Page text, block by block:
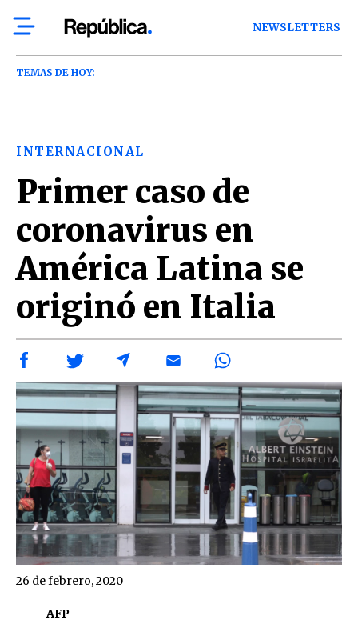
NEWSLETTERS
TEMAS DE HOY:
INTERNACIONAL
Primer caso de
coronavirus en
América Latina se
originó en Italia
AFP
26 de febrero, 2020